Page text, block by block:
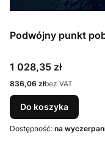
Podwójny punkt
Cena
1 028,35 zł
Cena
836,06 złbez VAT
Do koszyka
Dostępność: na